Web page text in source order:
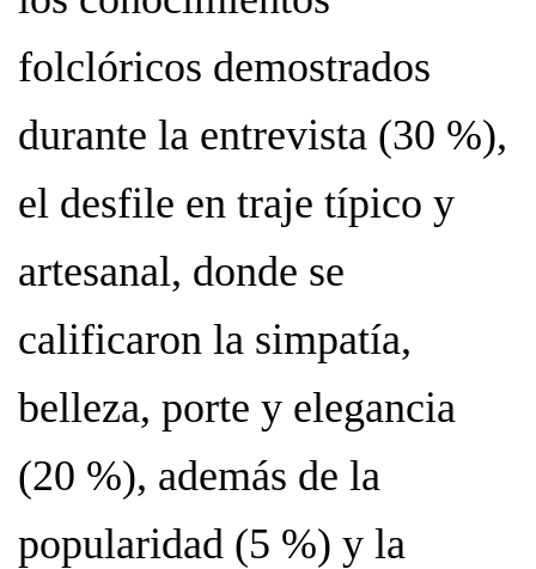
folclóricos demostrados
durante la entrevista (30 %),
el desfile en traje típico y
artesanal, donde se
calificaron la simpatía,
belleza, porte y elegancia
(20 %), además de la
popularidad (5 %) y la